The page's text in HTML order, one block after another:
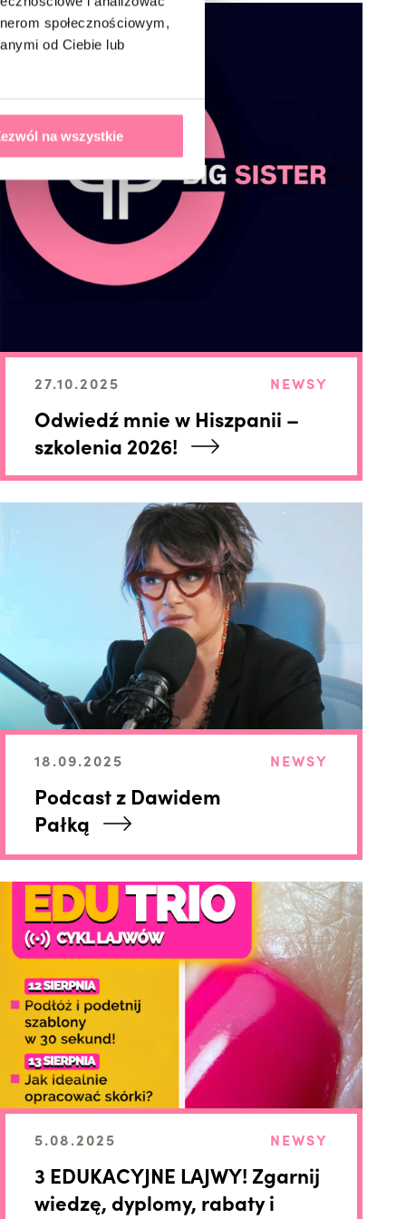
społecznościowym,
od Ciebie lub
na wszystkie
27.10.2025 NEWSY
Odwiedź mnie w Hiszpanii –
szkolenia 2026!
18.09.2025 NEWSY
Podcast z Dawidem
Pałką
5.08.2025 NEWSY
3 EDUKACYJNE LAJWY! Zgarnij
wiedzę, dyplomy, rabaty i